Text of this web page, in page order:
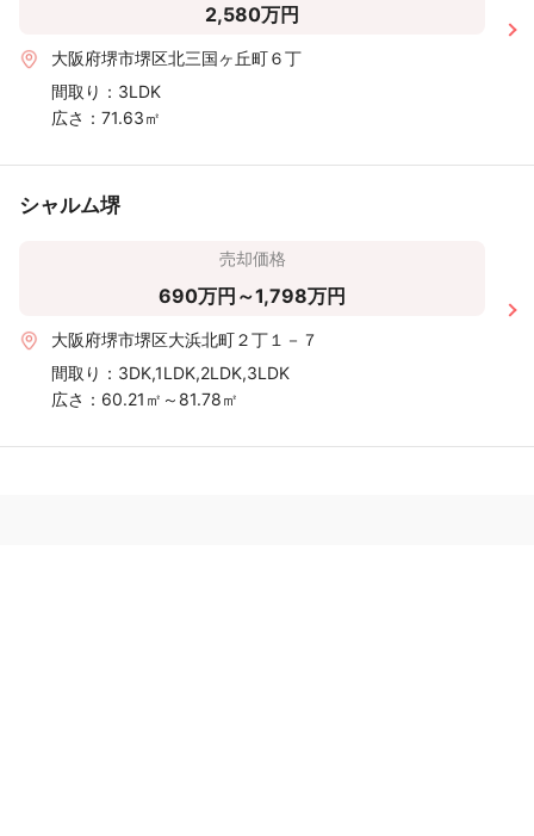
2,580万円
大阪府堺市堺区北三国ヶ丘町６丁
間取り： 3LDK
広さ： 71.63㎡
シャルム堺
売却価格
690万円～1,798万円
大阪府堺市堺区大浜北町２丁１－７
間取り： 3DK,1LDK,2LDK,3LDK
広さ： 60.21㎡～81.78㎡